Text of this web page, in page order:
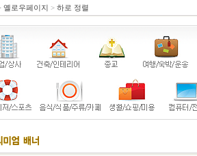
옐로우페이지 > 하로 정렬